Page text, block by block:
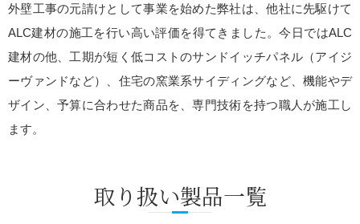
外壁工事の元請けとして事業を始めた弊社は、他社に先駆けて
ALC建材の施工を行い高い評価を得てきました。今日ではALC
建材の他、工期が短く低コストのサンドイッチパネル（アイジ
ーヴァンドなど）、住宅の窯業系サイディングなど、機能やデ
ザイン、予算に合わせた商品を、専門技術を持つ職人が施工し
ます。
取り扱い製品一覧